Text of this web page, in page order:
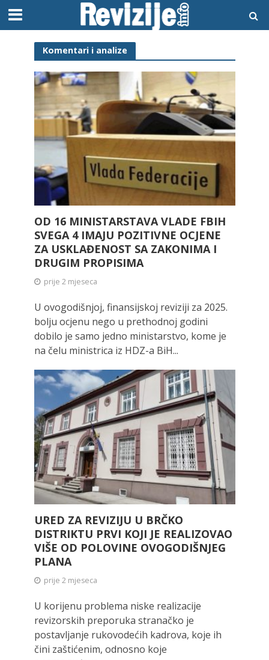
Komentari i analize
OD 16 MINISTARSTAVA VLADE FBIH
SVEGA 4 IMAJU POZITIVNE OCJENE
ZA USKLAĐENOST SA ZAKONIMA I
DRUGIM PROPISIMA
prije 2 mjeseca
U ovogodišnjoj, finansijskoj reviziji za 2025.
bolju ocjenu nego u prethodnoj godini
dobilo je samo jedno ministarstvo, kome je
na čelu ministrica iz HDZ-a BiH...
URED ZA REVIZIJU U BRČKO
DISTRIKTU PRVI KOJI JE REALIZOVAO
VIŠE OD POLOVINE OVOGODIŠNJEG
PLANA
prije 2 mjeseca
U korijenu problema niske realizacije
revizorskih preporuka stranačko je
postavljanje rukovodećih kadrova, koje ih
čini zaštićenim, odnosno koje